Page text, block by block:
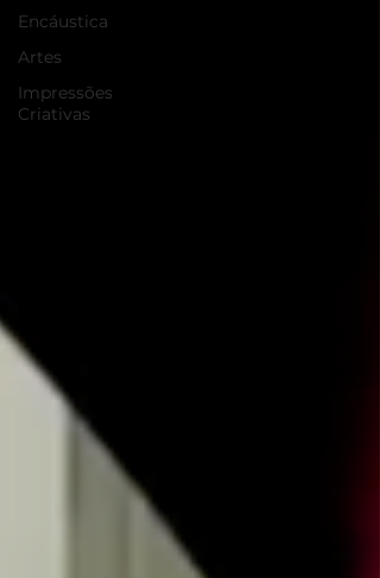
Encáustica
Artes
Impressões
Criativas